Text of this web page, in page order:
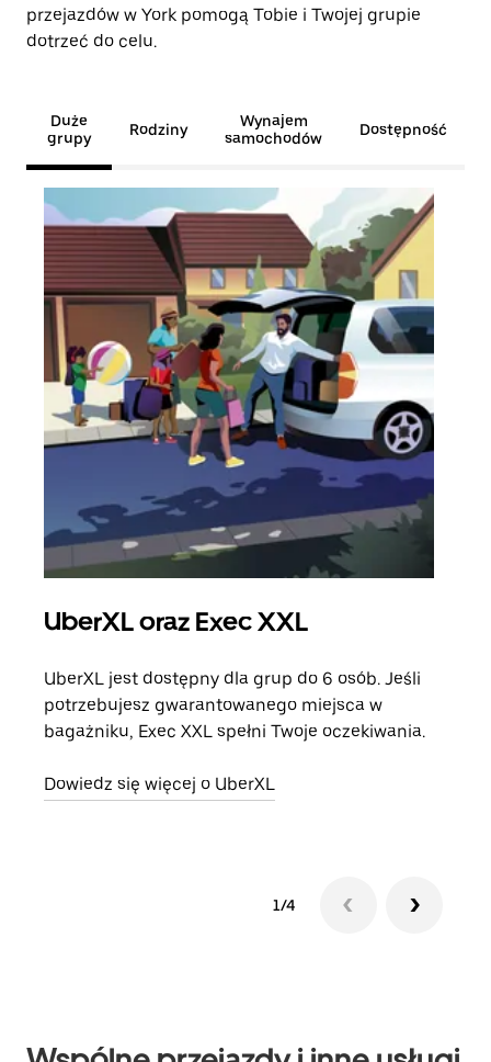
przejazdów w York pomogą Tobie i Twojej grupie
dotrzeć do celu.
Duże
grupy
Rodziny
Wynajem
samochodów
Dostępność
UberXL oraz Exec XXL
UberXL jest dostępny dla grup do 6 osób. Jeśli
potrzebujesz gwarantowanego miejsca w
bagażniku, Exec XXL spełni Twoje oczekiwania.
Dowiedz się więcej o UberXL
1/4